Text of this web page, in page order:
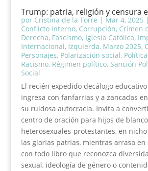
Trump: patria, religión y censura
por Cristina de la Torre | Mar 4, 2025 |
Conflicto interno, Corrupción, Crímen
Derecha, Fascismo, Iglesia Católica,
Internacional, Izquierda, Marzo 2025,
Personajes, Polarización social,
Racismo, Régimen político, Sanción
Social
El recién expedido decálogo
ingresa con fanfarrias y a zancadas
su ruidosa autocracia. Invita a
centro de oración para hijos de
heterosexuales-protestantes, en
las glorias patrias, mientras arrasa
con todo libro que reconozca
sexual, ideología de género o